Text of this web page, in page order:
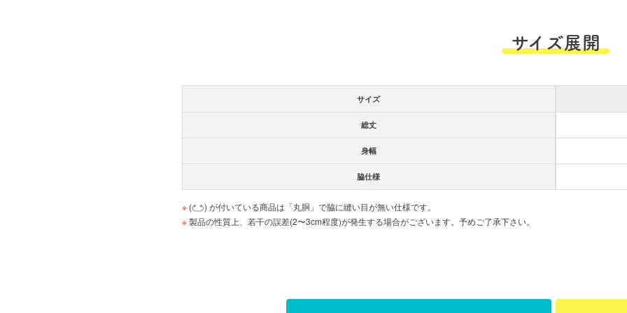
サイズ展開
サイズ
総丈
身幅
脇仕様
※(
) が付いている商品は「丸胴」で脇に縫い目が無い仕様です。
※製品の性質上、若干の誤差(2〜3cm程度)が発生する場合がございます。予めご了承下さい。